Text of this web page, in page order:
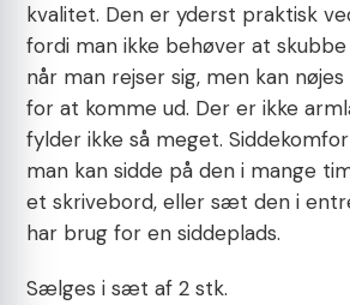
kvalitet. Den er yderst praktisk
fordi man ikke behøver at
når man rejser sig, men kan
for at komme ud. Der er ikke
fylder ikke så meget.
man kan sidde på den i mange
et skrivebord, eller sæt den i
har brug for en siddeplads.
Sælges i sæt af 2 stk.